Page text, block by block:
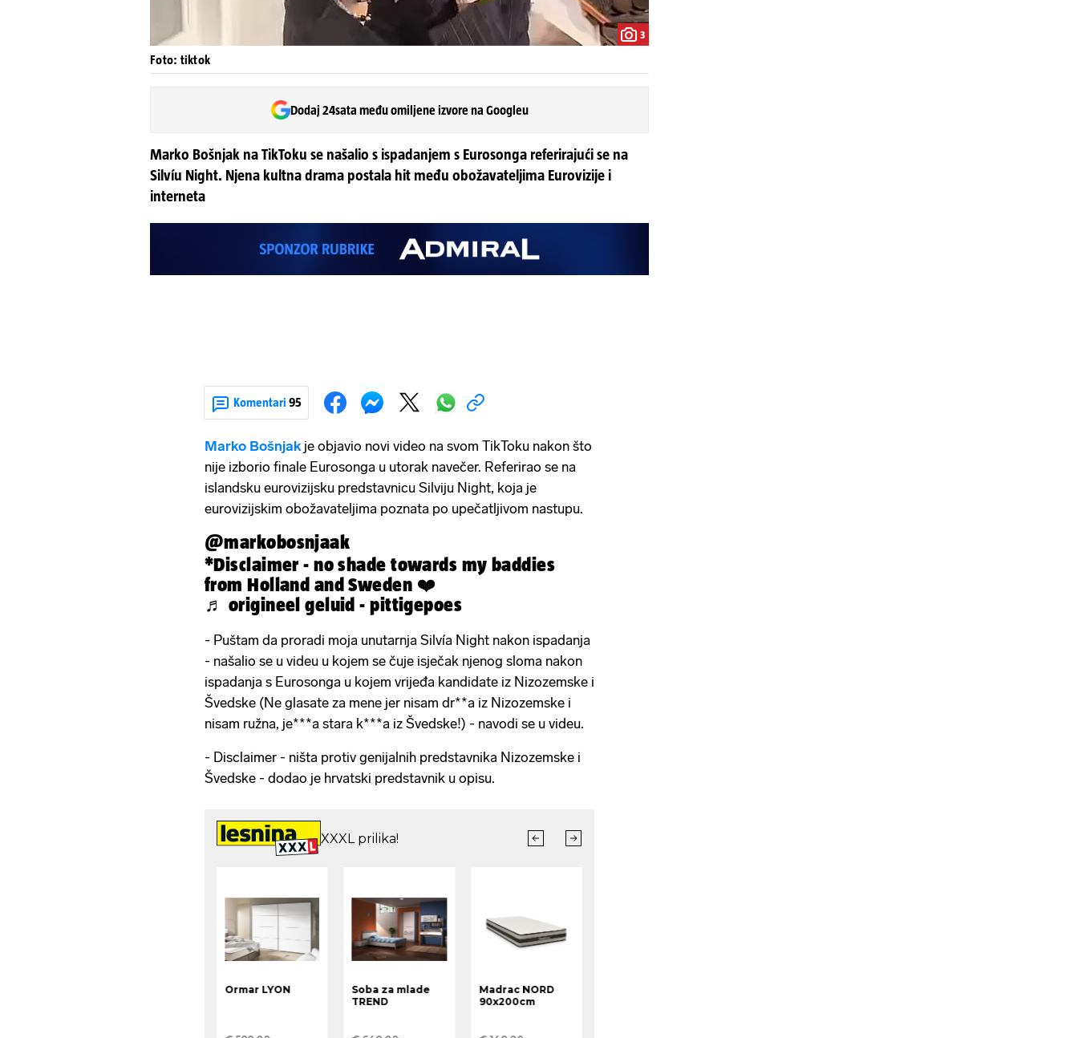
3
Foto: tiktok
Dodaj 24sata među omiljene izvore na Googleu
Marko Bošnjak na TikToku se našalio s ispadanjem s Eurosonga referirajući se na
Silvíu Night. Njena kultna drama postala hit među obožavateljima Eurovizije i
interneta
Komentari 95
Marko Bošnjak je objavio novi video na svom TikToku nakon što
nije izborio finale Eurosonga u utorak navečer. Referirao se na
islandsku eurovizijsku predstavnicu Silviju Night, koja je
eurovizijskim obožavateljima poznata po upečatljivom nastupu.
@markobosnjaak
*Disclaimer - no shade towards my baddies
from Holland and Sweden ❤️
♬ origineel geluid - pittigepoes
- Puštam da proradi moja unutarnja Silvía Night nakon ispadanja
- našalio se u videu u kojem se čuje isječak njenog sloma nakon
ispadanja s Eurosonga u kojem vrijeđa kandidate iz Nizozemske i
Švedske (Ne glasate za mene jer nisam dr**a iz Nizozemske i
nisam ružna, je***a stara k***a iz Švedske!) - navodi se u videu.
- Disclaimer - ništa protiv genijalnih predstavnika Nizozemske i
Švedske - dodao je hrvatski predstavnik u opisu.